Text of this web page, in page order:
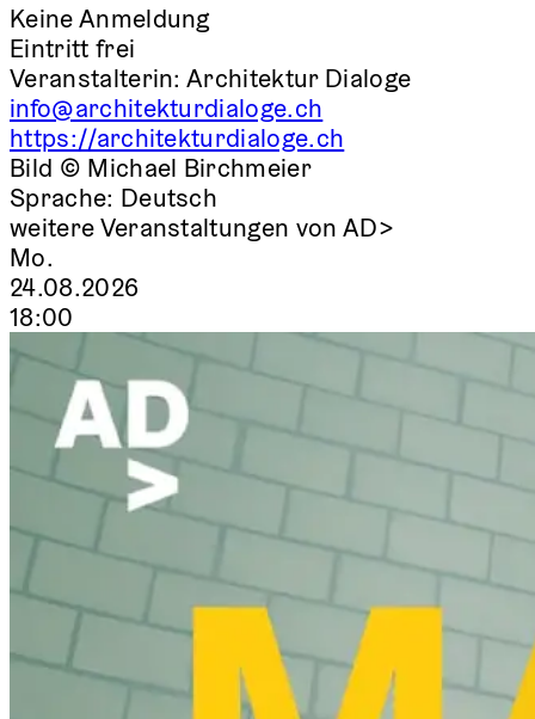
Keine Anmeldung
Eintritt frei
Veranstalterin: Architektur Dialoge
info@architekturdialoge.ch
https://architekturdialoge.ch
Bild © Michael Birchmeier
Sprache: Deutsch
weitere Veranstaltungen von AD>
Mo.
24.08.2026
18:00